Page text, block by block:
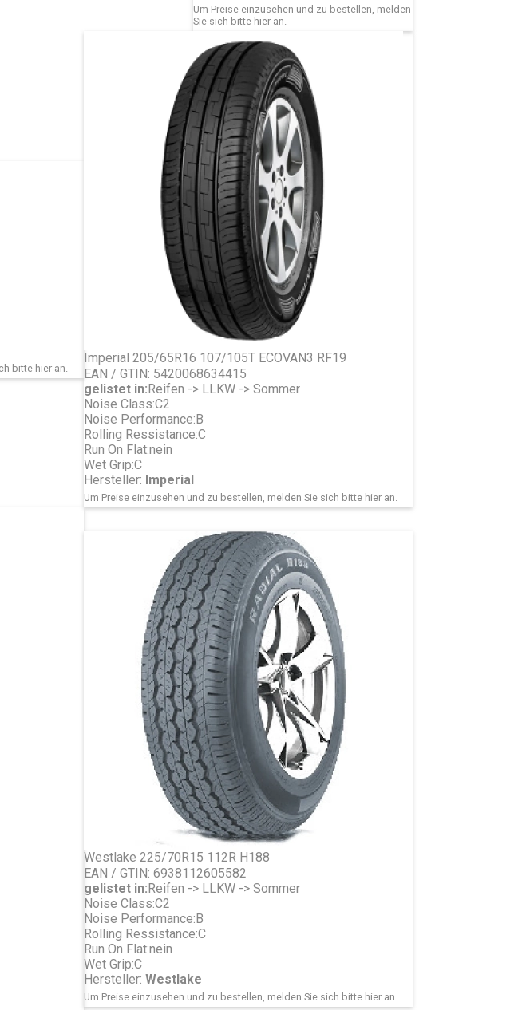
Um Preise einzusehen und zu bestellen, melden
Sie sich bitte hier an.
bitte hier an.
Imperial 205/65R16 107/105T ECOVAN3 RF19
EAN / GTIN: 5420068634415
gelistet in:Reifen -> LLKW -> Sommer
Noise Class:C2
Noise Performance:B
Rolling Ressistance:C
Run On Flat:nein
Wet Grip:C
Hersteller: Imperial
Um Preise einzusehen und zu bestellen, melden Sie sich bitte hieran.
Westlake 225/70R15 112R H188
EAN / GTIN: 6938112605582
gelistet in:Reifen -> LLKW -> Sommer
Noise Class:C2
Noise Performance:B
Rolling Ressistance:C
Run On Flat:nein
Wet Grip:C
Hersteller: Westlake
Um Preise einzusehen und zu bestellen, melden Sie sich bitte hieran.